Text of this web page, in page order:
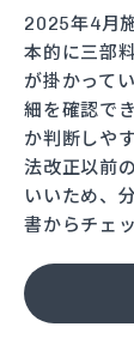
2025年4月
本的に三部
が掛かって
細を確認で
か判断しや
法改正以前
いいため、
書からチェ